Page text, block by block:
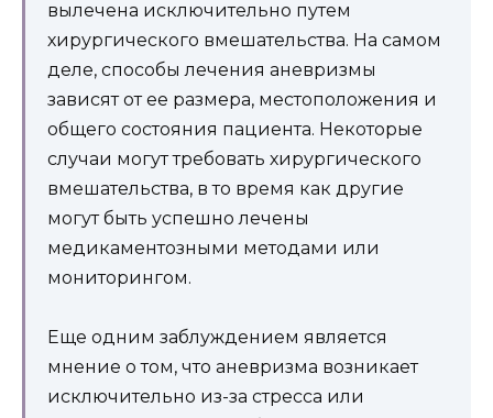
вылечена исключительно путем
хирургического вмешательства. На самом
деле, способы лечения аневризмы
зависят от ее размера, местоположения и
общего состояния пациента. Некоторые
случаи могут требовать хирургического
вмешательства, в то время как другие
могут быть успешно лечены
медикаментозными методами или
мониторингом.
Еще одним заблуждением является
мнение о том, что аневризма возникает
исключительно из-за стресса или